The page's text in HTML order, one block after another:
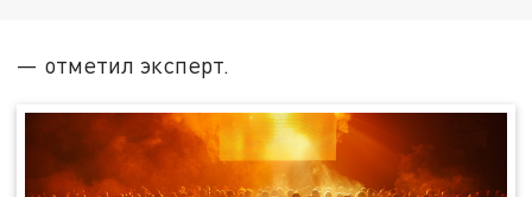
— отметил эксперт.